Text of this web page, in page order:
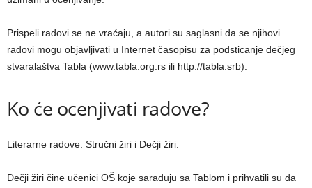
Prispeli radovi se ne vraćaju, a autori su saglasni da se njihovi
radovi mogu objavlјivati u Internet časopisu za podsticanje dečjeg
stvaralaštva Tabla (www.tabla.org.rs ili http://tabla.srb).
Ko će ocenjivati radove?
Literarne radove: Stručni žiri i Dečji žiri.
Dečji žiri čine učenici OŠ koje sarađuju sa Tablom i prihvatili su da